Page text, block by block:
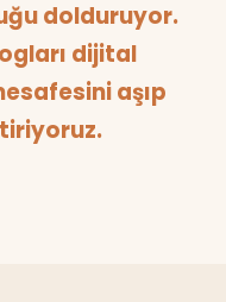
dolduruyor.
dijital
aşıp